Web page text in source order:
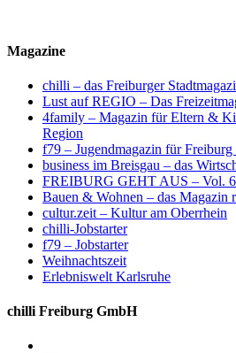
Magazine
chilli – das Freiburger
Lust auf REGIO – Das
4family – Magazin für Eltern &
Region
f79 – Jugendmagazin für
business im Breisgau – das
FREIBURG GEHT AUS – Vol. 6
Bauen & Wohnen – das Magazin
cultur.zeit – Kultur am Oberrhein
chilli-Jobstarter
f79 – Jobstarter
Weihnachtszeit
Erlebniswelt Karlsruhe
chilli Freiburg GmbH